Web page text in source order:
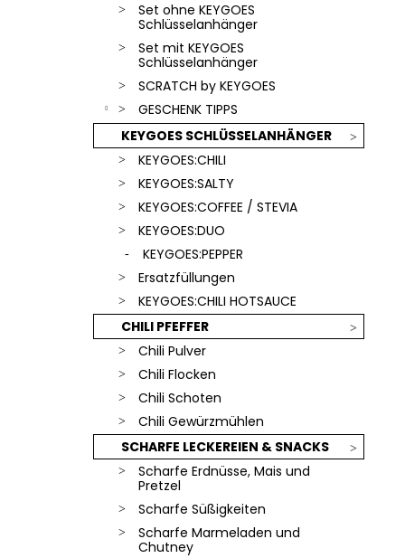
Set ohne KEYGOES
Schlüsselanhänger
Set mit KEYGOES
Schlüsselanhänger
SCRATCH by KEYGOES
GESCHENK TIPPS
KEYGOES SCHLÜSSELANHÄNGER
KEYGOES:CHILI
KEYGOES:SALTY
KEYGOES:COFFEE / STEVIA
KEYGOES:DUO
KEYGOES:PEPPER
Ersatzfüllungen
KEYGOES:CHILI HOTSAUCE
CHILI PFEFFER
Chili Pulver
Chili Flocken
Chili Schoten
Chili Gewürzmühlen
SCHARFE LECKEREIEN & SNACKS
Scharfe Erdnüsse, Mais und
Pretzel
Scharfe Süßigkeiten
Scharfe Marmeladen und
Chutney
SILBERNER KEYGOES:CHILI - EDELSTAHL
SCHLÜSSELANHÄNGER
€18,90